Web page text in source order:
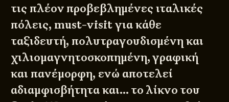
τις πλέον προβεβλημένες ιταλικές
πόλεις, must-visit για κάθε
ταξιδευτή, πολυτραγουδισμένη και
χιλιομαγνητοσκοπημένη, γραφική
και πανέμορφη, ενώ αποτελεί
αδιαμφισβήτητα και… το λίκνο του